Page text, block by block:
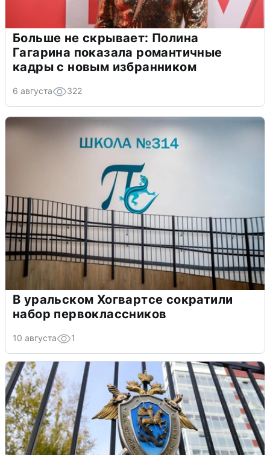
Больше не скрывает: Полина
Гагарина показала романтичные
кадры с новым избранником
6 августа 322
В уральском Хогвартсе сократили
набор первоклассников
10 августа 1